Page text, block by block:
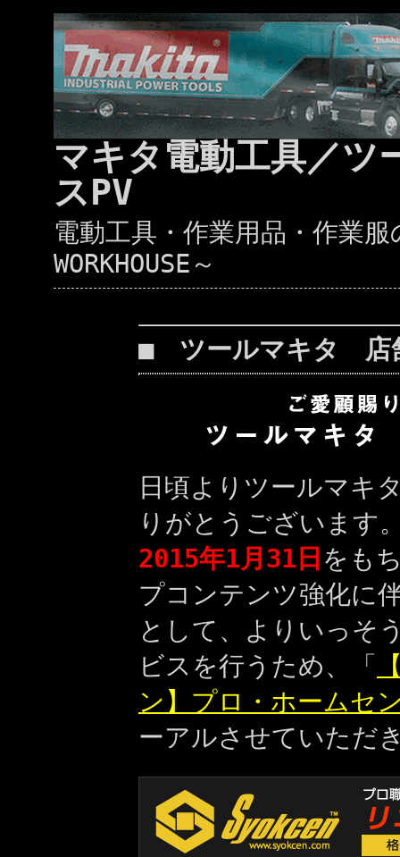
マキタ電動工具／
スPV
電動工具・作業用品・作
WORKHOUSE～
■ ツールマキタ 店
日頃よりツールマキ
りがとうございます
2015年1月31日 をも
プコンテンツ強化に
として、よりいっそ
ビスを行うため、「
ン】プロ・ホームセ
ーアルさせていただ